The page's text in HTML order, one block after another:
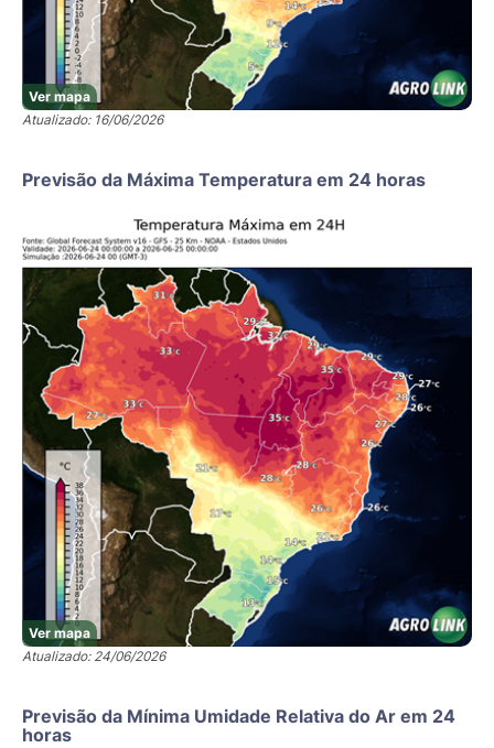
Ver mapa
Atualizado: 16/06/2026
Previsão da Máxima Temperatura em 24 horas
Ver mapa
Atualizado: 24/06/2026
Previsão da Mínima Umidade Relativa do Ar em 24
horas